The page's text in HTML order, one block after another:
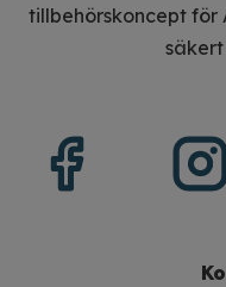
tillbehörskoncept för